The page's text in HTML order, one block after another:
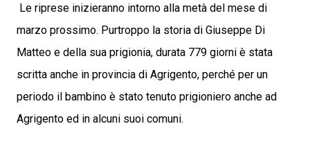
Le riprese inizieranno intorno alla metà del mese di
marzo prossimo. Purtroppo la storia di Giuseppe Di
Matteo e della sua prigionia, durata 779 giorni è stata
scritta anche in provincia di Agrigento, perché per un
periodo il bambino è stato tenuto prigioniero anche ad
Agrigento ed in alcuni suoi comuni.